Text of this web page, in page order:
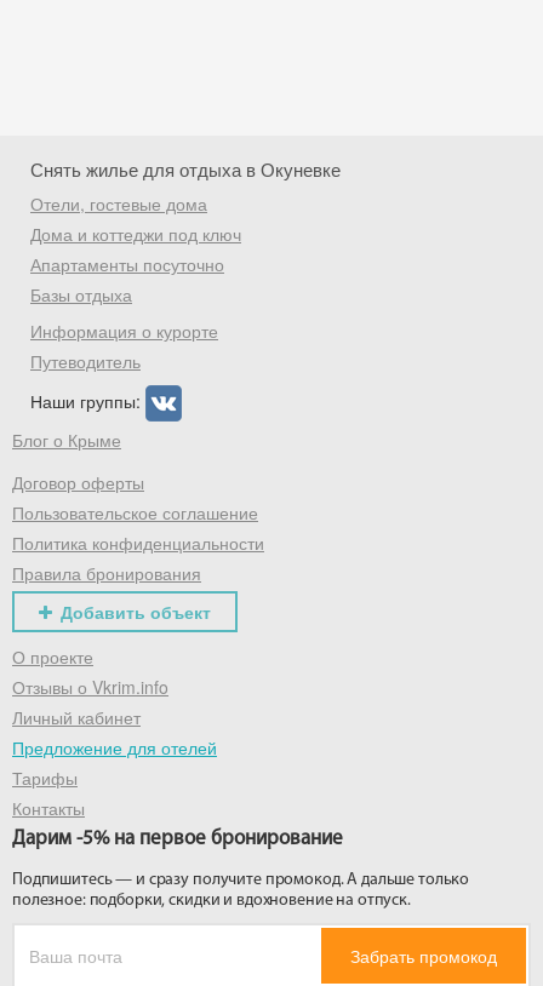
Снять жилье для отдыха в Окуневке
Отели, гостевые дома
Дома и коттеджи под ключ
Апартаменты посуточно
Базы отдыха
Информация о курорте
Путеводитель
Наши группы:
Блог о Крыме
Договор оферты
Пользовательское соглашение
Политика конфиденциальности
Правила бронирования
Добавить объект
О проекте
Отзывы о Vkrim.info
Личный кабинет
Предложение для отелей
Тарифы
Контакты
Дарим -5% на первое бронирование
Подпишитесь — и сразу получите промокод. А дальше только
полезное: подборки, скидки и вдохновение на отпуск.
Забрать промокод
Скидка −5%
Хочешь дешевле? Оставь почту и получи
промокод на первое бронирование!